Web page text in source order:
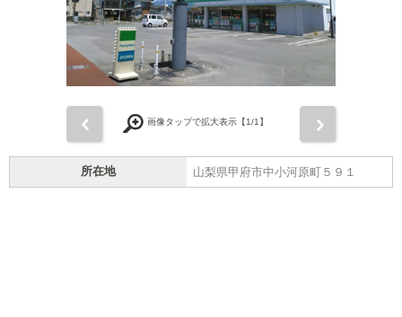
画像タップで拡大表示【1/1】
所在地 山梨県甲府市中小河原町５９１